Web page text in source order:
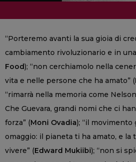
“Porteremo avanti la sua gioia di
cambiamento rivoluzionario e in
Food); “non cerchiamolo nella
vita e nelle persone che ha amato” (
“rimarrà nella memoria come
Che Guevara, grandi nomi che ci
forza” (Moni Ovadia); “il
omaggio: il pianeta ti ha amato, e la
vivere” (Edward Mukiibi); “non si